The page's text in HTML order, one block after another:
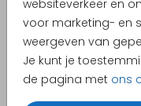
websiteverkeer en
voor marketing- en
weergeven van
Je kunt je
de pagina met ons